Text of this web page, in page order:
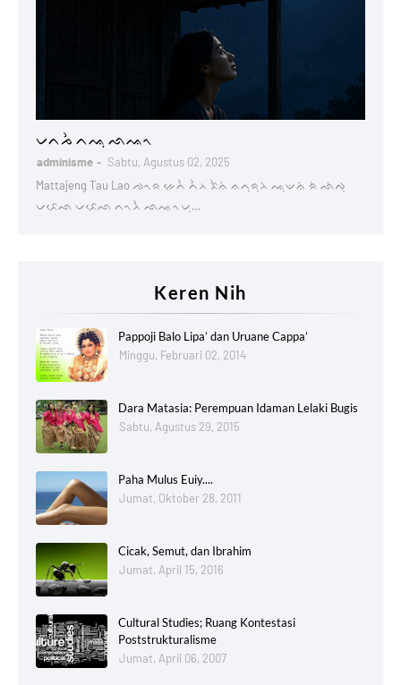
ᨆᨈᨍᨛ ᨈᨕᨘ ᨒᨕᨚ
adminisme
Sabtu, Agustus 02, 2025
Mattajeng Tau Lao ᨌᨚᨑ ᨀᨙᨈᨛ ᨈᨛᨂ ᨅᨛᨊᨗ ᨊᨈᨘᨑᨘᨂᨗ ᨕᨘᨉᨊᨗ ᨑᨗ ᨒᨗᨄᨘ
ᨆᨅᨙᨒ ᨆᨅᨙᨒ ᨈᨚᨂᨛ ᨒᨕᨚᨆᨘ…
Keren Nih
Pappoji Balo Lipa’ dan Uruane Cappa’
Minggu, Februari 02, 2014
Dara Matasia: Perempuan Idaman Lelaki Bugis
Sabtu, Agustus 29, 2015
Paha Mulus Euiy....
Jumat, Oktober 28, 2011
Cicak, Semut, dan Ibrahim
Jumat, April 15, 2016
Cultural Studies; Ruang Kontestasi
Poststrukturalisme
Jumat, April 06, 2007